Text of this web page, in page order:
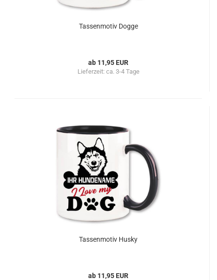
Tassenmotiv Dogge
ab 11,95 EUR
Lieferzeit: ca. 3-4 Tage
Tassenmotiv Husky
ab 11,95 EUR